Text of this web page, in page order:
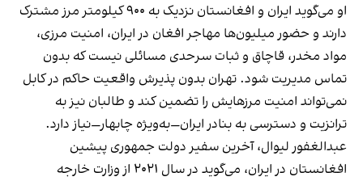
او می‌گوید ایران و افغانستان نزدیک به ۹۰۰ کیلومتر مرز مشترک
دارند و حضور میلیون‌ها مهاجر افغان در ایران، امنیت مرزی،
مواد مخدر، قاچاق و ثبات سرحدی مسائلی نیست که بدون
تماس مدیریت شود. تهران بدون پذیرش واقعیت حاکم در کابل
نمی‌تواند امنیت مرزهایش را تضمین کند و طالبان نیز به
ترانزیت و دسترسی به بنادر ایران—به‌ویژه چابهار—نیاز دارد.
عبدالغفور لیوال، آخرین سفیر دولت جمهوری پیشین
افغانستان در ایران، می‌گوید در سال ۲۰۲۱ از وزارت خارجه